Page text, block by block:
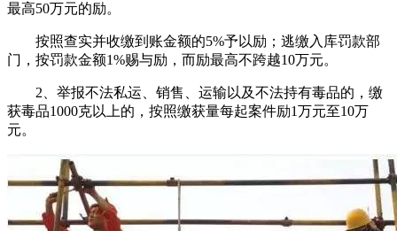
最高50万元的励。
按照查实并收缴到账金额的5%予以励；逃缴入库罚款部
门，按罚款金额1%赐与励，而励最高不跨越10万元。
2、举报不法私运、销售、运输以及不法持有毒品的，缴
获毒品1000克以上的，按照缴获量每起案件励1万元至10万
元。